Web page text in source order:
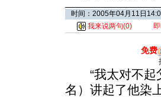
时间：2005年04月11日
我来说两句(0)
免费
“我太对不起
名）讲起了他染